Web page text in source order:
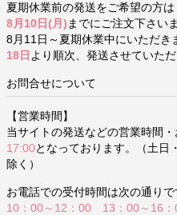
夏期休業前の発送をご希望の方は
8月10日(月) までにご注文下さいま
8月11日～夏期休業中にいただき
18日 より順次、発送させていただ
お問合せについて
【営業時間】
当サイトの発送などの営業時間
17:00となっております。（土日
除く）
お電話での受付時間は次の通りで
10：00～12：00 13：00～16：